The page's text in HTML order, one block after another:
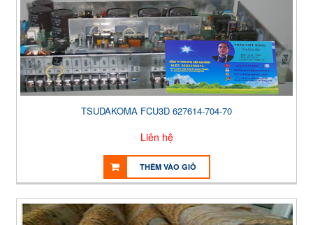
TSUDAKOMA FCU3D 627614-704-70
Liên hệ
THÊM VÀO GIỎ